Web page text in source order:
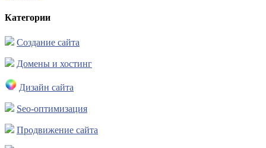
Категории
Создание сайта
Домены и хостинг
Дизайн сайта
Seo-оптимизация
Продвижение сайта